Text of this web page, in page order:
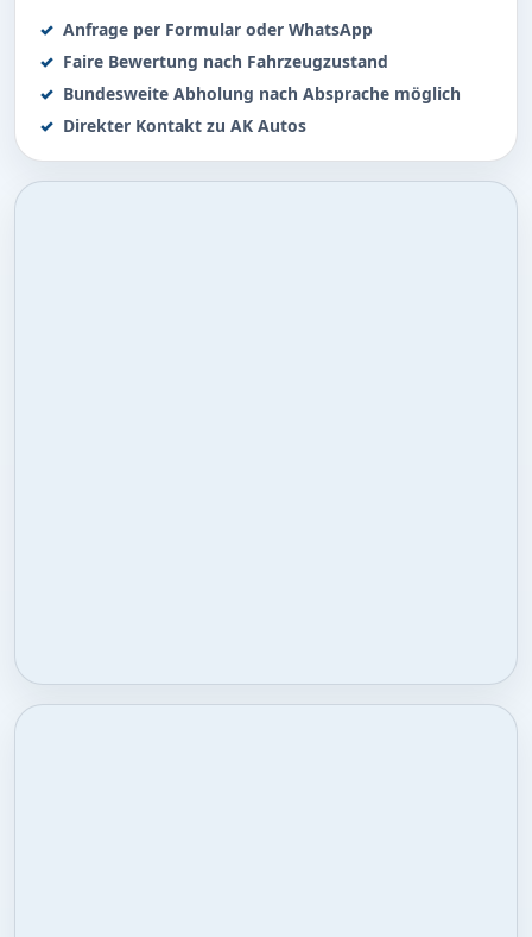
Anfrage per Formular oder WhatsApp
Faire Bewertung nach Fahrzeugzustand
Bundesweite Abholung nach Absprache möglich
Direkter Kontakt zu AK Autos